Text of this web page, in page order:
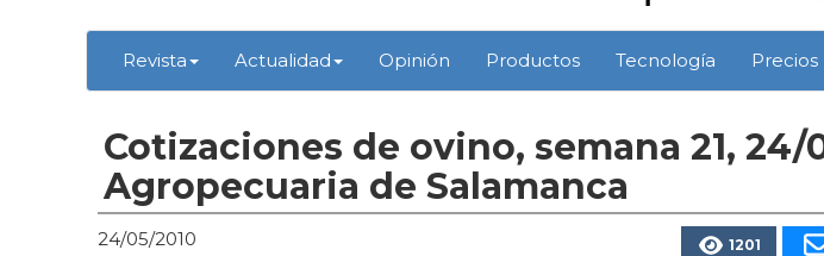
Revista Actualidad Opinión Productos Tecnología Precios
Cotizaciones de ovino, semana 21, 24/
Agropecuaria de Salamanca
24/05/2010 1201